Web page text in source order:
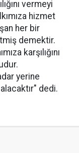
vermeyi
hizmet
her bir
demektir.
karşılığını
yerine
dedi.